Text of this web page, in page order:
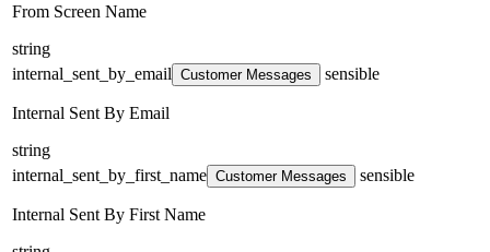
From Screen Name
string
internal_sent_by_email Customer Messages sensible
Internal Sent By Email
string
internal_sent_by_first_name Customer Messages sensible
Internal Sent By First Name